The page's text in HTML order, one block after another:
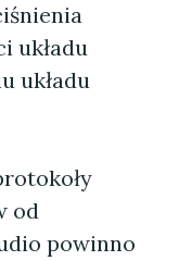
układu
układu
od
powinno